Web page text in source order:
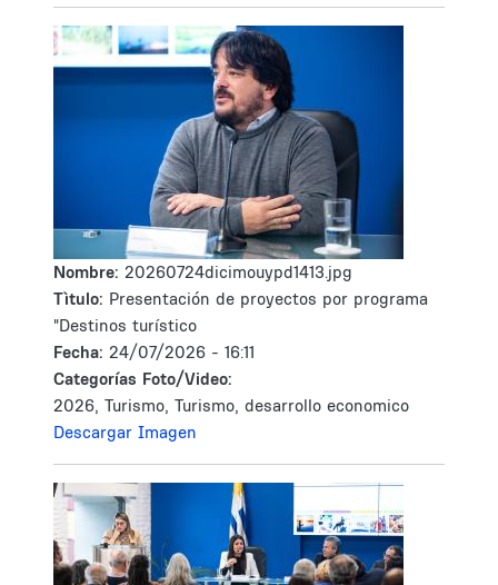
Nombre: 20260724dicimouypd1413.jpg
Tìtulo: Presentación de proyectos por programa
"Destinos turístico
Fecha: 24/07/2026 - 16:11
Categorías Foto/Video:
2026, Turismo, Turismo, desarrollo economico
Descargar Imagen